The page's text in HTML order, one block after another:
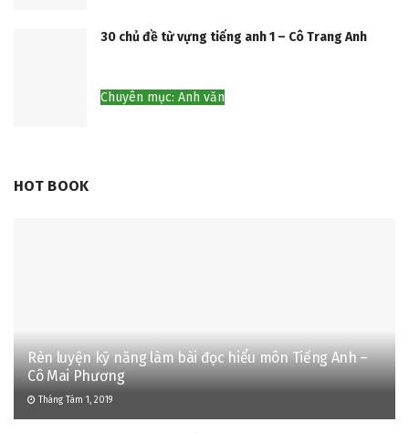
30 chủ đề từ vựng tiếng anh 1 – Cô Trang Anh
Chuyên mục: Anh văn
HOT BOOK
Rèn luyện kỹ năng làm bài đọc hiểu môn Tiếng Anh –
Cô Mai Phương
Tháng Tám 1, 2019